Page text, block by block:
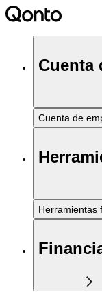
Cuenta
Cuenta de
Herramientas